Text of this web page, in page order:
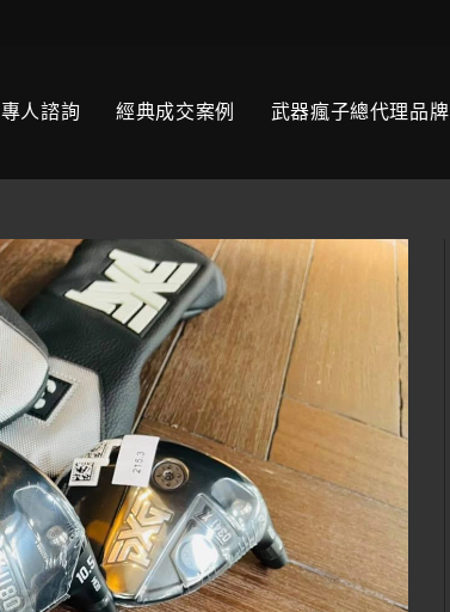
專人諮詢 經典成交案例 武器瘋子總代理品牌